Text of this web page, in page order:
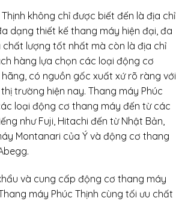
không chỉ được biết đến là địa chỉ
dạng thiết kế thang máy hiện đại, đa
chất lượng tốt nhất mà còn là địa chỉ
hàng lựa chọn các loại động cơ
có nguồn gốc xuất xứ rõ ràng với
trường hiện nay. Thang máy Phúc
loại động cơ thang máy đến từ các
như Fuji, Hitachi đến từ Nhật Bản,
Montanari của Ý và động cơ thang
và cung cấp động cơ thang máy
máy Phúc Thịnh cùng tối ưu chất